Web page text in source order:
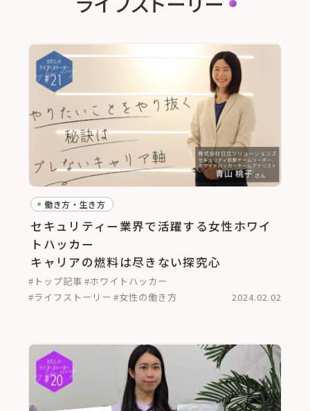
働き方・生き方
セキュリティー業界で活躍する女性ホワイ
トハッカー
キャリアの燃料は尽きない探究心
#トップ記事 #ホワイトハッカー
#ライフストーリー #女性の働き方 2024.02.02